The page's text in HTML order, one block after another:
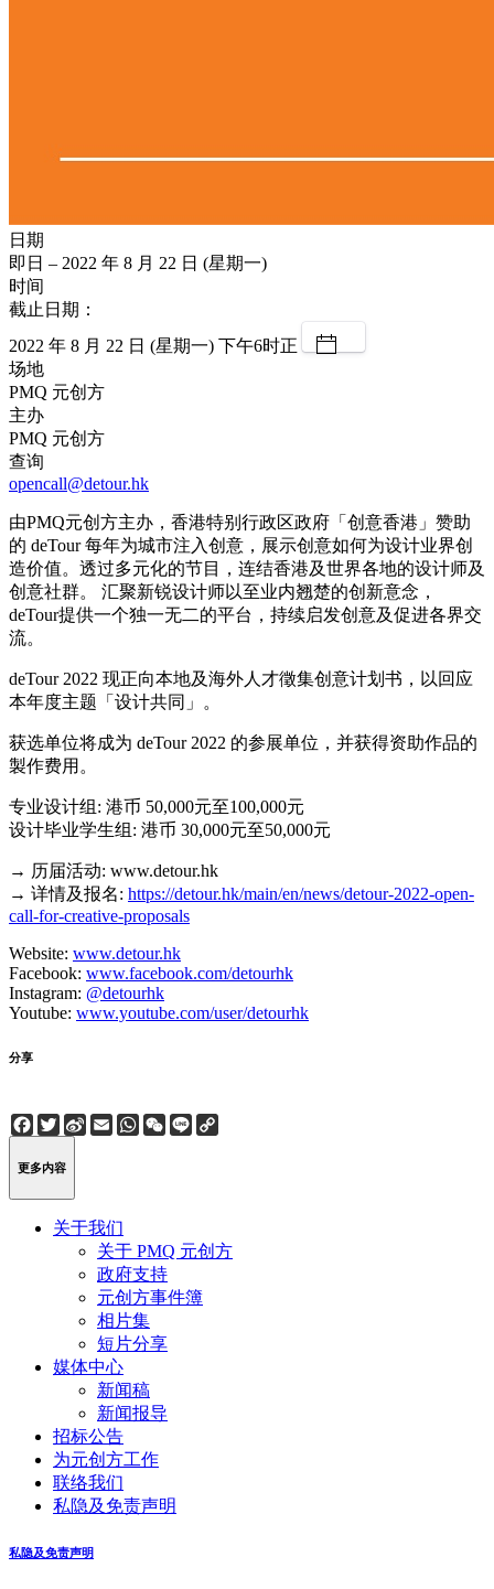
日期
即日 – 2022 年 8 月 22 日 (星期一)
时间
截止日期：
2022 年 8 月 22 日 (星期一) 下午6时正
场地
PMQ 元创方
主办
PMQ 元创方
查询
opencall@detour.hk
由PMQ元创方主办，香港特别行政区政府「创意香港」赞助
的 deTour 每年为城市注入创意，展示创意如何为设计业界创
造价值。透过多元化的节目，连结香港及世界各地的设计师及
创意社群。 汇聚新锐设计师以至业内翘楚的创新意念，
deTour提供一个独一无二的平台，持续启发创意及促进各界交
流。
deTour 2022 现正向本地及海外人才徵集创意计划书，以回应
本年度主题「设计共同」。
获选单位将成为 deTour 2022 的参展单位，并获得资助作品的
製作费用。
专业设计组: 港币 50,000元至100,000元
设计毕业学生组: 港币 30,000元至50,000元
→ 历届活动: www.detour.hk
→ 详情及报名: https://detour.hk/main/en/news/detour-2022-open-
call-for-creative-proposals
Website: www.detour.hk
Facebook: www.facebook.com/detourhk
Instagram: @detourhk
Youtube: www.youtube.com/user/detourhk
分享
Facebook
Twitter
Sina
Weibo
EmailWhatsApp
WeChat
Line
更多内容
关于我们
关于 PMQ 元创方
政府支持
元创方事件簿
相片集
短片分享
媒体中心
新闻稿
新闻报导
招标公告
为元创方工作
联络我们
私隐及免责声明
私隐及免责声明